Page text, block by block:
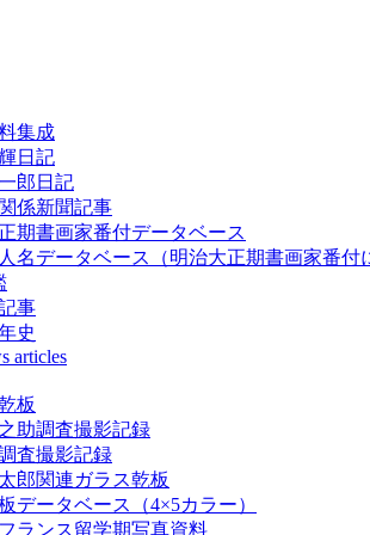
集成
日記
郎日記
係新聞記事
期書画家番付データベース
名データベース（明治大正期書画家番付
事
史
articles
板
助調査撮影記録
査撮影記録
郎関連ガラス乾板
データベース（4×5カラー）
ランス留学期写真資料